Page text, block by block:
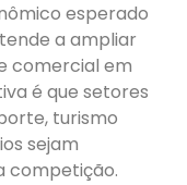
esperado
a ampliar
comercial em
é que setores
turismo
sejam
competição.